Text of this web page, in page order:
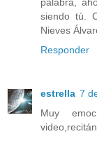
siendo tú.
Nieves
Responder
estrella 7
Muy